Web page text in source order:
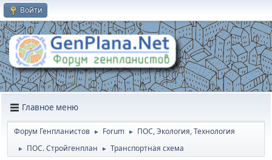
Войти
Главное меню
Форум Генпланистов ► Forum ► ПОС, Экология, Технология
► ПОС. Стройгенплан ► Транспортная схема